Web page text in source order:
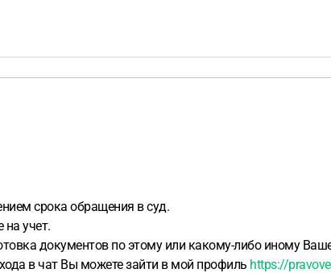
срока обращения в суд.
учет.
документов по этому или какому-либо иному
в чат Вы можете зайти в мой профиль https://